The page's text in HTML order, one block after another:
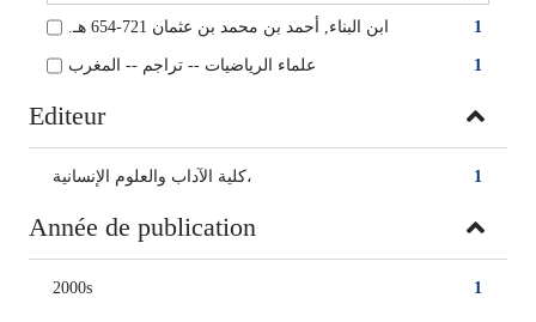
1 ابن البناء‏, ‏أحمد بن محمد بن عثمان‏ ‏654-721 هـ.‏
1 علماء الرياضيات‏ -- ‏تراجم‏ -- ‏المغرب‏
Editeur
1 ‏كلية الآداب والعلوم الإنسانية‏‏،
Année de publication
1
2000s